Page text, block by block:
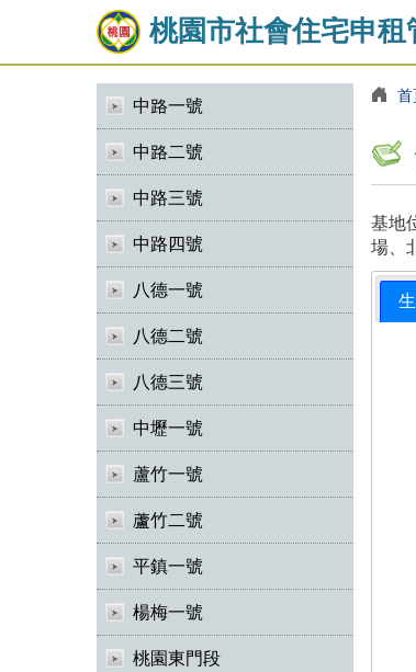
桃園市社會住宅申租
中路一號
中路二號
中路三號
中路四號
八德一號
八德二號
八德三號
中壢一號
蘆竹一號
蘆竹二號
平鎮一號
楊梅一號
桃園東門段
首
基地
場、